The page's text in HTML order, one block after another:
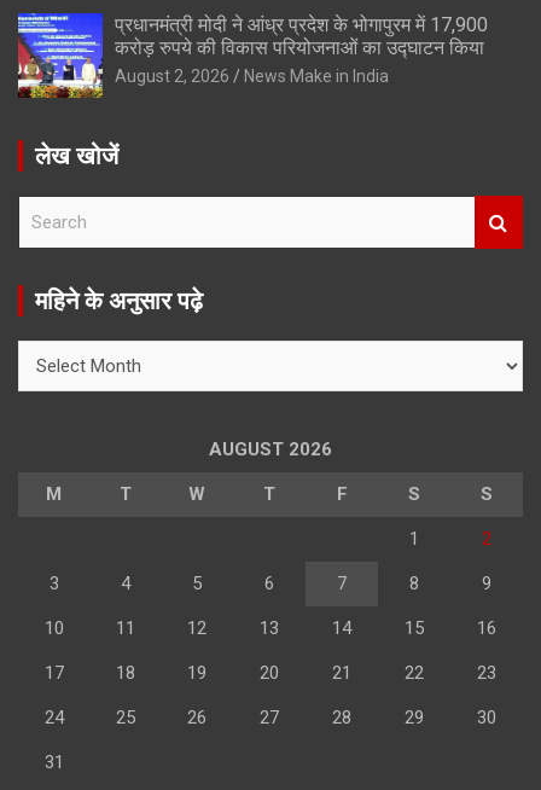
प्रधानमंत्री मोदी ने आंध्र प्रदेश के भोगापुरम में 17,900
करोड़ रुपये की विकास परियोजनाओं का उद्घाटन किया
August 2, 2026 News Make in India
लेख खोजें
r
महिने के अनुसार पढ़े
AUGUST 2026
M T W T F S S
1 2
3 4 5 6 7 8 9
10 11 12 13 14 15 16
17 18 19 20 21 22 23
24 25 26 27 28 29 30
31